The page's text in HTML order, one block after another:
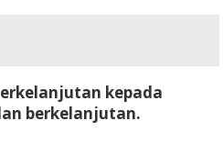
kepada
berkelanjutan.